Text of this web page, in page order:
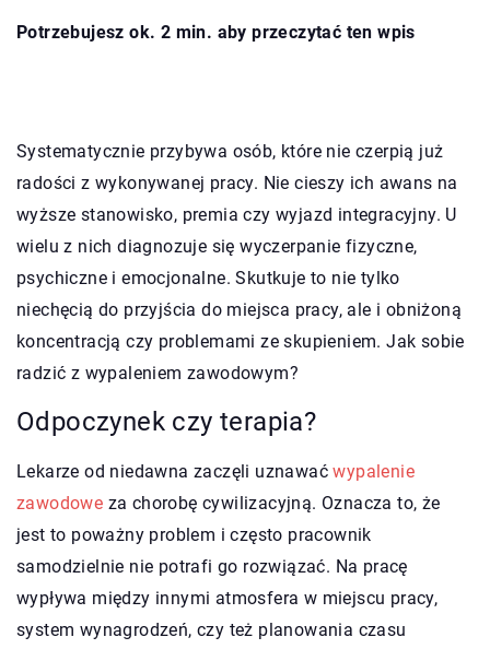
Potrzebujesz ok. 2 min. aby przeczytać ten wpis
Systematycznie przybywa osób, które nie czerpią już
radości z wykonywanej pracy. Nie cieszy ich awans na
wyższe stanowisko, premia czy wyjazd integracyjny. U
wielu z nich diagnozuje się wyczerpanie fizyczne,
psychiczne i emocjonalne. Skutkuje to nie tylko
niechęcią do przyjścia do miejsca pracy, ale i obniżoną
koncentracją czy problemami ze skupieniem. Jak sobie
radzić z wypaleniem zawodowym?
Odpoczynek czy terapia?
Lekarze od niedawna zaczęli uznawaćwypalenie
zawodowe za chorobę cywilizacyjną. Oznacza to, że
jest to poważny problem i często pracownik
samodzielnie nie potrafi go rozwiązać. Na pracę
wypływa między innymi atmosfera w miejscu pracy,
system wynagrodzeń, czy też planowania czasu